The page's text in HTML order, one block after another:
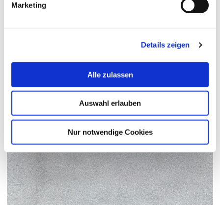
Marketing
Details zeigen
Alle zulassen
Auswahl erlauben
Nur notwendige Cookies